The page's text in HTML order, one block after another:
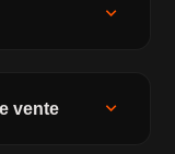
expand_more
vente expand_more